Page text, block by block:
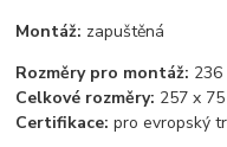
Montáž: zapuštěná
Rozměry pro montáž:
Celkové rozměry: 257 x
Certifikace: pro evropský